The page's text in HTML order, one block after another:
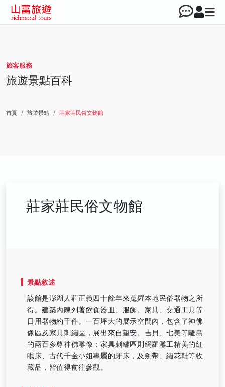
旅客服務
旅遊景點百科
首頁 旅遊景點 莊家莊民俗文物館
莊家莊民俗文物館
景點敘述
該館是澎湖人莊正義四十餘年來蒐羅本地民俗器物之所
得。建築內陳列著飲食器皿、服飾、家具、交通工具等
日用器物約千件。一百坪大的展示空間內，包含了神佛
像區及家具刺繡區，展出來自望安、吉貝、七美等離島
的兩百多尊神佛雕像；家具刺繡區則網羅雕工精美的紅
眠床、古代千金小姐專屬的牙床，及劍帶、繡花鞋等收
藏品，皆值得前往參觀。